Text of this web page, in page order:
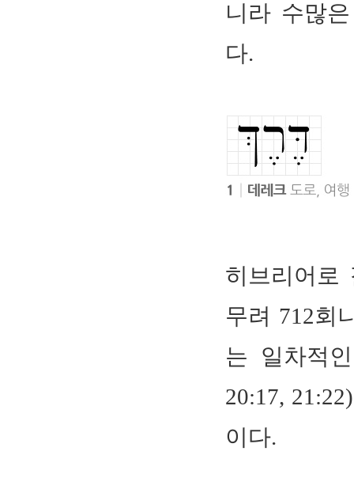
니라 수많
다.
히브리어
무려 712회
는 일차적
20:17,
이다.